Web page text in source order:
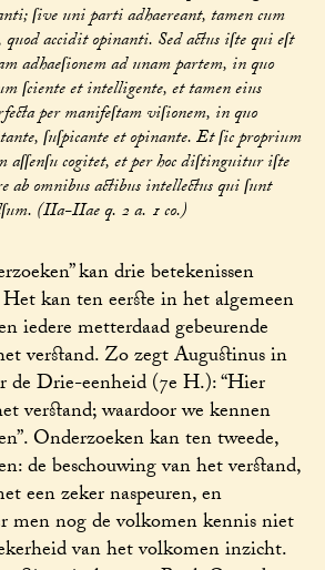
ſive uni parti adhaereant, tamen cum
accidit opinanti. Sed actus iſte qui eſt
adhaeſionem ad unam partem, in quo
ſciente et intelligente, et tamen eius
per manifeſtam viſionem, in quo
ſuſpicante et opinante. Et ſic proprium
aſſenſu cogitet, et per hoc diſtinguitur iſte
ab omnibus actibus intellectus qui ſunt
(IIa-IIae q. 2 a. 1 co.)
kan drie betekenissen
kan ten eerste in het algemeen
iedere metterdaad gebeurende
verstand. Zo zegt Augustinus in
de Drie-eenheid (7e H.): “Hier
verstand; waardoor we kennen
Onderzoeken kan ten tweede,
de beschouwing van het verstand,
een zeker naspeuren, en
men nog de volkomen kennis niet
van het volkomen inzicht.